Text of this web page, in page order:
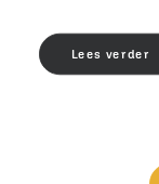
Lees verder